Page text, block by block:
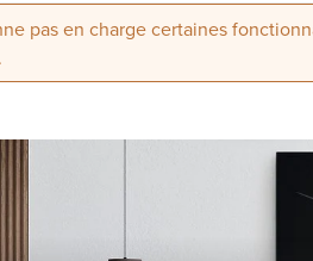
pas en charge certaines